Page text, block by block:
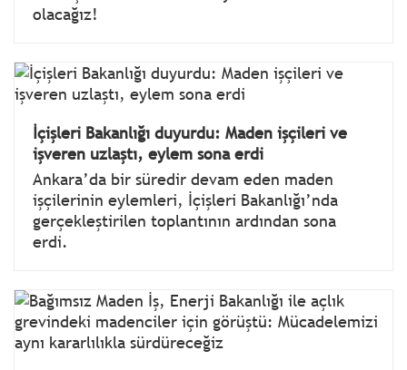
olacağız!
İçişleri Bakanlığı duyurdu: Maden işçileri ve
işveren uzlaştı, eylem sona erdi
Ankara’da bir süredir devam eden maden
işçilerinin eylemleri, İçişleri Bakanlığı’nda
gerçekleştirilen toplantının ardından sona
erdi.